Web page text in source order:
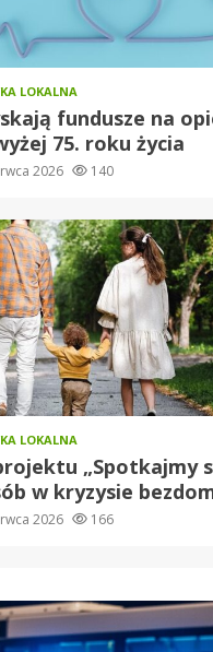
LOKALNA
fundusze na
75. roku życia
2026 140
LOKALNA
„Spotkajmy
w kryzysie
2026 166